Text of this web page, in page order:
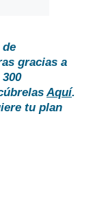
gracias a
Aquí.
tu plan